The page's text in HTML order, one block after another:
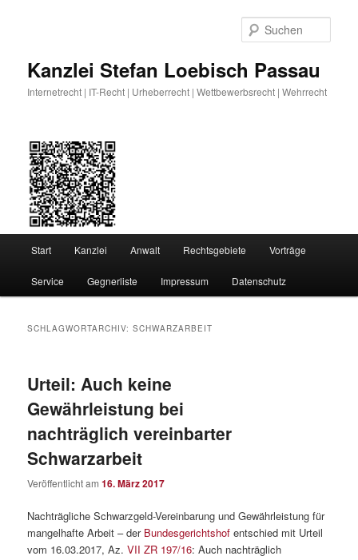
Kanzlei Stefan Loebisch Passau
Internetrecht | IT-Recht | Urheberrecht | Wettbewerbsrecht | Wehrrecht
Start Kanzlei Anwalt Rechtsgebiete Vorträge
Service Gegnerliste Impressum Datenschutz
SCHLAGWORTARCHIV:SCHWARZARBEIT
Urteil: Auch keine
Gewährleistung bei
nachträglich vereinbarter
Schwarzarbeit
Veröffentlicht am16. März 2017
Nachträgliche Schwarzgeld-Vereinbarung und Gewährleistung für
mangelhafte Arbeit – der Bundesgerichtshof entschied mit Urteil
vom 16.03.2017, Az.VII ZR 197/16: Auch nachträglich